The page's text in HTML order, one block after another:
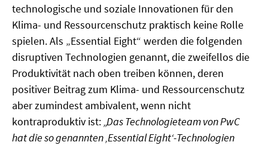
technologische und soziale Innovationen für den
Klima- und Ressourcenschutz praktisch keine Rolle
spielen. Als „Essential Eight“ werden die folgenden
disruptiven Technologien genannt, die zweifellos die
Produktivität nach oben treiben können, deren
positiver Beitrag zum Klima- und Ressourcenschutz
aber zumindest ambivalent, wenn nicht
kontraproduktiv ist:„Das Technologieteam von PwC
hat die so genannten ‚Essential Eight‘-Technologien